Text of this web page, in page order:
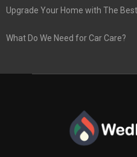
Upgrade Your Home with The
What Do We Need for Car Care?